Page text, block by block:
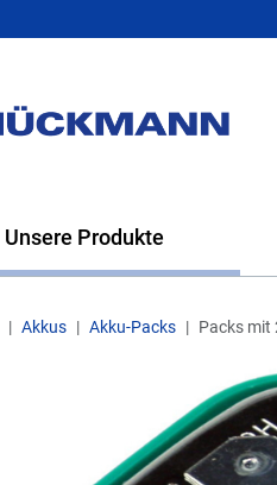
Unsere Produkte
Akkus Akku-Packs Packs mit